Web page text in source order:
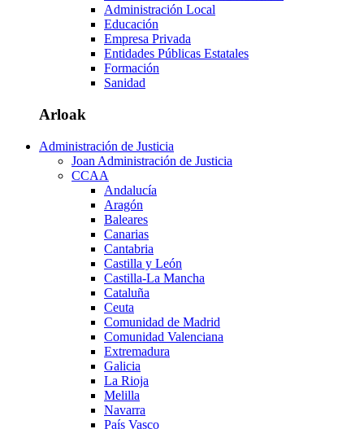
Administración Local
Educación
Empresa Privada
Entidades Públicas Estatales
Formación
Sanidad
Arloak
Administración de Justicia
Joan Administración de Justicia
CCAA
Andalucía
Aragón
Baleares
Canarias
Cantabria
Castilla y León
Castilla-La Mancha
Cataluña
Ceuta
Comunidad de Madrid
Comunidad Valenciana
Extremadura
Galicia
La Rioja
Melilla
Navarra
País Vasco